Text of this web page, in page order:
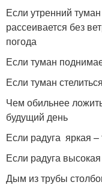
Если утренний
рассеивается без
погода
Если туман
Если туман
Чем обильнее
будущий день
Если радуга яркая –
Если радуга высокая
Дым из трубы